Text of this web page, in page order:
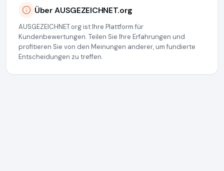
Über AUSGEZEICHNET.org
AUSGEZEICHNET.org ist Ihre Plattform für
Kundenbewertungen. Teilen Sie Ihre Erfahrungen und
profitieren Sie von den Meinungen anderer, um fundierte
Entscheidungen zu treffen.